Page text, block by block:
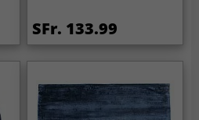
SFr. 133.99